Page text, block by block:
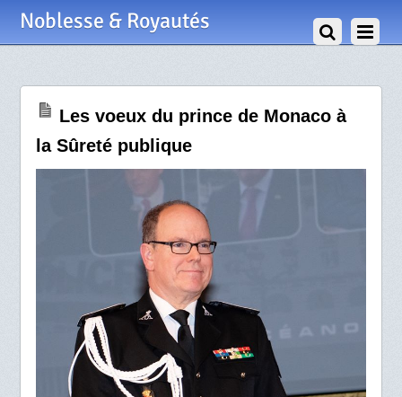
Noblesse & Royautés
Les voeux du prince de Monaco à
la Sûreté publique